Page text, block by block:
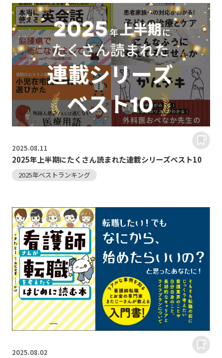
2025.08.11
2025年上半期にたくさん読まれた連載シリーズベスト10
2025年ベストランキング
2025.08.02